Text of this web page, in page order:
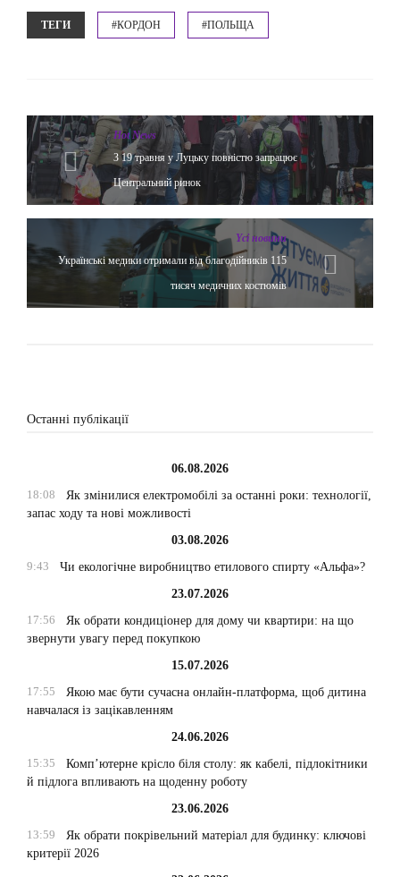
ТЕГИ #КОРДОН #ПОЛЬЩА
Hot News
З 19 травня у Луцьку повністю запрацює
Центральний ринок
Yсі новини
Українські медики отримали від благодійників 115
тисяч медичних костюмів
Останні публікації
06.08.2026
18:08
Як змінилися електромобілі за останні роки: технології,
запас ходу та нові можливості
03.08.2026
9:43
Чи екологічне виробництво етилового спирту «Альфа»?
23.07.2026
17:56
Як обрати кондиціонер для дому чи квартири: на що
звернути увагу перед покупкою
15.07.2026
17:55
Якою має бути сучасна онлайн-платформа, щоб дитина
навчалася із зацікавленням
24.06.2026
15:35
Комп’ютерне крісло біля столу: як кабелі, підлокітники
й підлога впливають на щоденну роботу
23.06.2026
13:59
Як обрати покрівельний матеріал для будинку: ключові
критерії 2026